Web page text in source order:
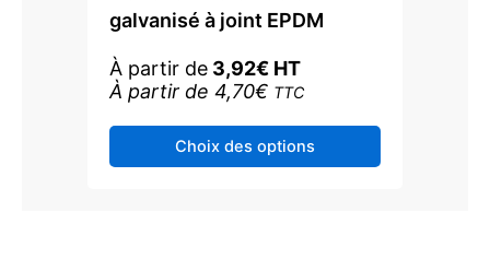
galvanisé à joint EPDM
À partir de 3,92€ HT
À partir de 4,70€ TTC
Choix des options
produit